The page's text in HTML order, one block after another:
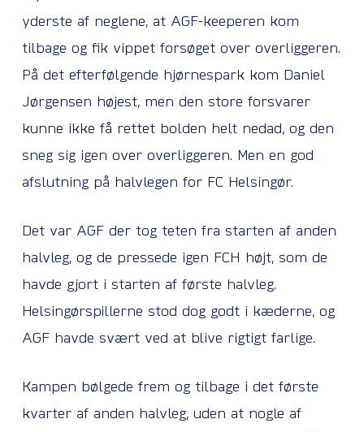
yderste af neglene, at AGF-keeperen kom
tilbage og fik vippet forsøget over overliggeren.
På det efterfølgende hjørnespark kom Daniel
Jørgensen højest, men den store forsvarer
kunne ikke få rettet bolden helt nedad, og den
sneg sig igen over overliggeren. Men en god
afslutning på halvlegen for FC Helsingør.
Det var AGF der tog teten fra starten af anden
halvleg, og de pressede igen FCH højt, som de
havde gjort i starten af første halvleg.
Helsingørspillerne stod dog godt i kæderne, og
AGF havde svært ved at blive rigtigt farlige.
Kampen bølgede frem og tilbage i det første
kvarter af anden halvleg, uden at nogle af